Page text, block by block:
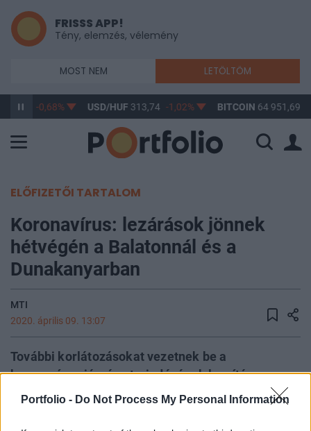
Portfolio - Do Not Process My Personal Information
FRISSS APP!
Tény, elemzés, vélemény
MOST NEM LETÖLTÖM
-0,68% USD/HUF313,74 -1,02% BITCOIN64 951,69
ELŐFIZETŐI TARTALOM
Koronavírus: lezárások jönnek
hétvégén a Balatonnál és a
Dunakanyarban
MTI
2020. április 09. 13:07
További korlátozásokat vezetnek be a
koronavírus-járvány terjedésének lassítása
érdekében az önkormányzatok országszerte, így a